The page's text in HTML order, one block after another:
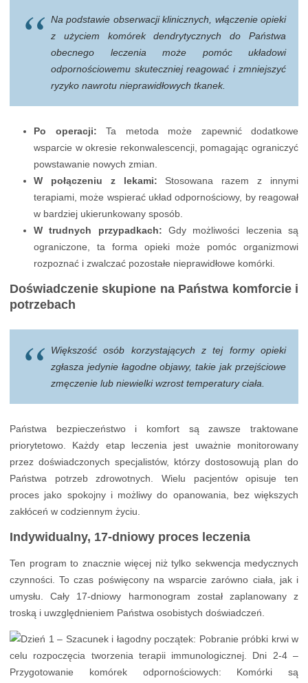
Na podstawie obserwacji klinicznych, włączenie opieki
z użyciem komórek dendrytycznych do Państwa
obecnego leczenia może pomóc układowi
odpornościowemu skuteczniej reagować i zmniejszyć
ryzyko nawrotu nieprawidłowych tkanek.
Po operacji: Ta metoda może zapewnić dodatkowe
wsparcie w okresie rekonwalescencji, pomagając ograniczyć
powstawanie nowych zmian.
W połączeniu z lekami: Stosowana razem z innymi
terapiami, może wspierać układ odpornościowy, by reagował
w bardziej ukierunkowany sposób.
W trudnych przypadkach: Gdy możliwości leczenia są
ograniczone, ta forma opieki może pomóc organizmowi
rozpoznać i zwalczać pozostałe nieprawidłowe komórki.
Doświadczenie skupione na Państwa komforcie i
potrzebach
Większość osób korzystających z tej formy opieki
zgłasza jedynie łagodne objawy, takie jak przejściowe
zmęczenie lub niewielki wzrost temperatury ciała.
Państwa bezpieczeństwo i komfort są zawsze traktowane
priorytetowo. Każdy etap leczenia jest uważnie monitorowany
przez doświadczonych specjalistów, którzy dostosowują plan do
Państwa potrzeb zdrowotnych. Wielu pacjentów opisuje ten
proces jako spokojny i możliwy do opanowania, bez większych
zakłóceń w codziennym życiu.
Indywidualny, 17-dniowy proces leczenia
Ten program to znacznie więcej niż tylko sekwencja medycznych
czynności. To czas poświęcony na wsparcie zarówno ciała, jak i
umysłu. Cały 17-dniowy harmonogram został zaplanowany z
troską i uwzględnieniem Państwa osobistych doświadczeń.